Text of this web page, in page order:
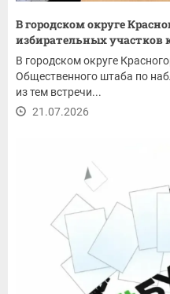
В городском округе
избирательных участков
В городском округе
Общественного штаба по
из тем встречи...
21.07.2026